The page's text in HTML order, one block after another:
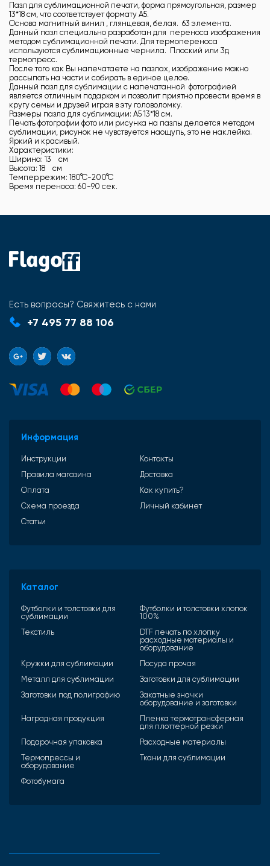
Пазл для сублимационной печати, форма прямоугольная, размер
13*18 см, что соответствует формату А5.
Основа магнитный винил , глянцевая, белая. 63 элемента.
Данный пазл специально разработан для переноса изображения
методом сублимационной печати. Для термопереноса
используются сублимационные чернила. Плоский или 3д
термопресс.
После того как Вы напечатаете на пазлах, изображение можно
рассыпать на части и собирать в единое целое.
Данный пазл для сублимации с напечатанной фотографией
является отличным подарком и позволит приятно провести время в
кругу семьи и друзей играя в эту головоломку.
Размеры пазла для сублимации: А5 13*18 см.
Печать фотографии фото или рисунка на пазлы делается методом
сублимации, рисунок не чувствуется наощупь, это не наклейка.
Яркий и красивый.
Характеристики:
Ширина: 13 см
Высота: 18 см
Темпер.режим: 180°С-200°С
Время переноса: 60-90 сек.
Есть вопросы? Свяжитесь с нами
+7 495 77 88 106
Информация
Инструкции
Контакты
Правила магазина
Доставка
Оплата
Как купить?
Схема проезда
Личный кабинет
Статьи
Каталог
Футболки и толстовки для
сублимации
Футболки и толстовки хлопок
100%
Текстиль
DTF печать по хлопку
расходные материалы и
оборудование
Кружки для сублимации
Посуда прочая
Металл для сублимации
Заготовки для сублимации
Заготовки под полиграфию
Закатные значки
оборудование и заготовки
Наградная продукция
Пленка термотрансферная
для плоттерной резки
Подарочная упаковка
Расходные материалы
Термопрессы и
оборудование
Ткани для сублимации
Фотобумага